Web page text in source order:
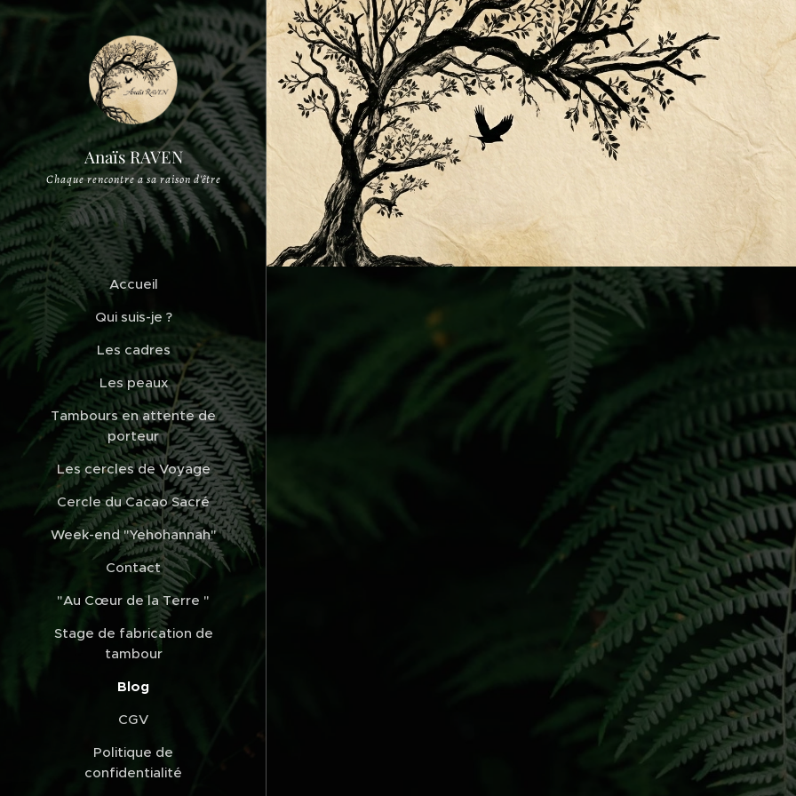
Anaïs RAVEN
Chaque rencontre a sa raison d'être
Accueil
Qui suis-je ?
Les cadres
Les peaux
Tambours en attente de
porteur
Les cercles de Voyage
Cercle du Cacao Sacré
Week-end "Yehohannah"
Contact
"Au Cœur de la Terre "
Stage de fabrication de
tambour
Blog
CGV
Politique de
confidentialité